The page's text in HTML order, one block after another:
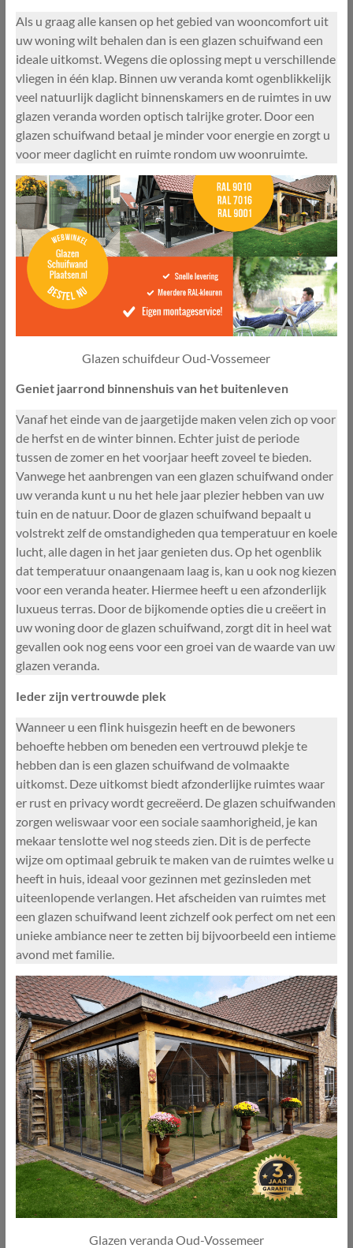
Als u graag alle kansen op het gebied van wooncomfort uit
uw woning wilt behalen dan is een glazen schuifwand een
ideale uitkomst. Wegens die oplossing mept u verschillende
vliegen in één klap. Binnen uw veranda komt ogenblikkelijk
veel natuurlijk daglicht binnenskamers en de ruimtes in uw
glazen veranda worden optisch talrijke groter. Door een
glazen schuifwand betaal je minder voor energie en zorgt u
voor meer daglicht en ruimte rondom uw woonruimte.
Glazen schuifdeur Oud-Vossemeer
Geniet jaarrond binnenshuis van het buitenleven
Vanaf het einde van de jaargetijde maken velen zich op voor
de herfst en de winter binnen. Echter juist de periode
tussen de zomer en het voorjaar heeft zoveel te bieden.
Vanwege het aanbrengen van een glazen schuifwand onder
uw veranda kunt u nu het hele jaar plezier hebben van uw
tuin en de natuur. Door de glazen schuifwand bepaalt u
volstrekt zelf de omstandigheden qua temperatuur en koele
lucht, alle dagen in het jaar genieten dus. Op het ogenblik
dat temperatuur onaangenaam laag is, kan u ook nog kiezen
voor een veranda heater. Hiermee heeft u een afzonderlijk
luxueus terras. Door de bijkomende opties die u creëert in
uw woning door de glazen schuifwand, zorgt dit in heel wat
gevallen ook nog eens voor een groei van de waarde van uw
glazen veranda.
Ieder zijn vertrouwde plek
Wanneer u een flink huisgezin heeft en de bewoners
behoefte hebben om beneden een vertrouwd plekje te
hebben dan is een glazen schuifwand de volmaakte
uitkomst. Deze uitkomst biedt afzonderlijke ruimtes waar
er rust en privacy wordt gecreëerd. De glazen schuifwanden
zorgen weliswaar voor een sociale saamhorigheid, je kan
mekaar tenslotte wel nog steeds zien. Dit is de perfecte
wijze om optimaal gebruik te maken van de ruimtes welke u
heeft in huis, ideaal voor gezinnen met gezinsleden met
uiteenlopende verlangen. Het afscheiden van ruimtes met
een glazen schuifwand leent zichzelf ook perfect om net een
unieke ambiance neer te zetten bij bijvoorbeeld een intieme
avond met familie.
Glazen veranda Oud-Vossemeer